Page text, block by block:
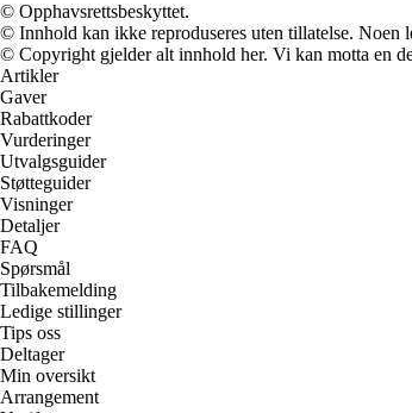
© Opphavsrettsbeskyttet.
© Innhold kan ikke reproduseres uten tillatelse. Noen
© Copyright gjelder alt innhold her. Vi kan motta en
Artikler
Gaver
Rabattkoder
Vurderinger
Utvalgsguider
Støtteguider
Visninger
Detaljer
FAQ
Spørsmål
Tilbakemelding
Ledige stillinger
Tips oss
Deltager
Min oversikt
Arrangement